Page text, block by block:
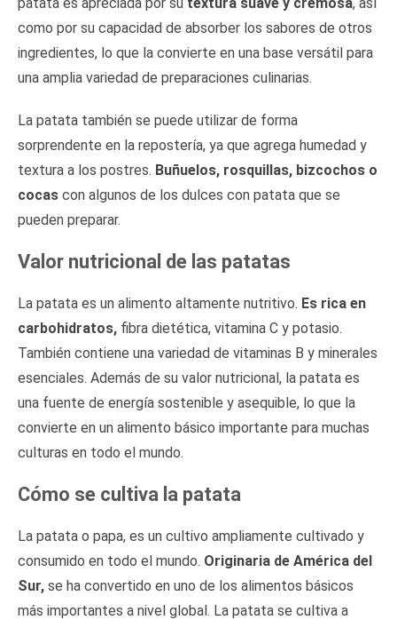
como por su capacidad de absorber los sabores de otros
ingredientes, lo que la convierte en una base versátil para
una amplia variedad de preparaciones culinarias.
La patata también se puede utilizar de forma
sorprendente en la repostería, ya que agrega humedad y
textura a los postres. Buñuelos, rosquillas, bizcochos o
cocas con algunos de los dulces con patata que se
pueden preparar.
Valor nutricional de las patatas
La patata es un alimento altamente nutritivo. Es rica en
carbohidratos, fibra dietética, vitamina C y potasio.
También contiene una variedad de vitaminas B y minerales
esenciales. Además de su valor nutricional, la patata es
una fuente de energía sostenible y asequible, lo que la
convierte en un alimento básico importante para muchas
culturas en todo el mundo.
Cómo se cultiva la patata
La patata o papa, es un cultivo ampliamente cultivado y
consumido en todo el mundo. Originaria de América del
Sur, se ha convertido en uno de los alimentos básicos
más importantes a nivel global. La patata se cultiva a